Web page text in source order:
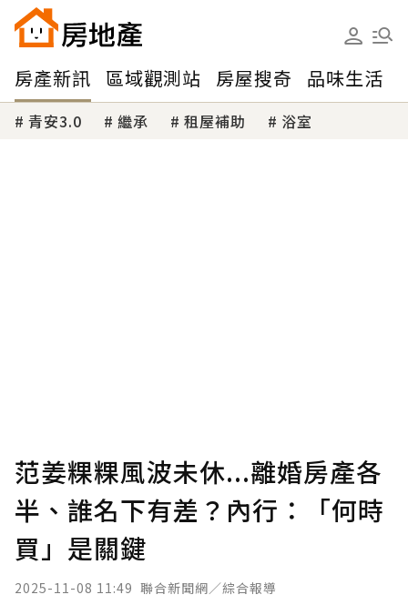
房產新訊 區域觀測站 房屋搜奇 品味生活
青安3.0 繼承 租屋補助 浴室
范姜粿粿風波未休...離婚房產各
半、誰名下有差？內行：「何時
買」是關鍵
2025-11-08 11:49 聯合新聞網／綜合報導